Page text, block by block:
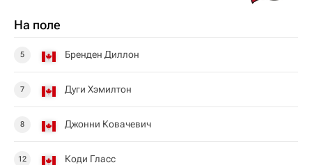
На поле
5 Бренден Диллон
7 Дуги Хэмилтон
8 Джонни Ковачевич
12 Коди Гласс